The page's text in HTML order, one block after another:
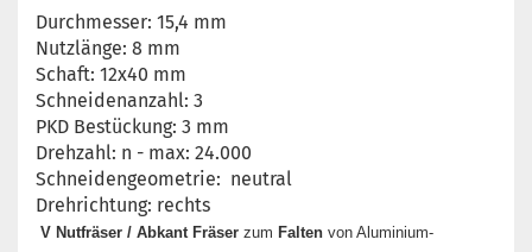
Durchmesser: 15,4 mm
Nutzlänge: 8 mm
Schaft: 12x40 mm
Schneidenanzahl: 3
PKD Bestückung: 3 mm
Drehzahl: n - max: 24.000
Schneidengeometrie: neutral
Drehrichtung: rechts
V Nutfräser / Abkant Fräser zum Falten von Aluminium-